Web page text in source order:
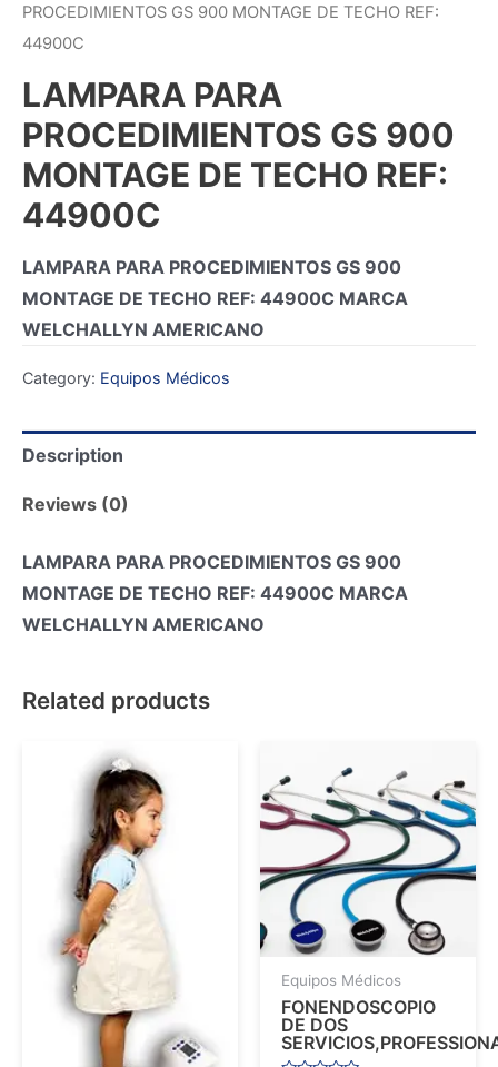
PROCEDIMIENTOS GS 900 MONTAGE DE TECHO REF:
44900C
LAMPARA PARA
PROCEDIMIENTOS GS 900
MONTAGE DE TECHO REF:
44900C
LAMPARA PARA PROCEDIMIENTOS GS 900
MONTAGE DE TECHO REF: 44900C MARCA
WELCHALLYN AMERICANO
Category: Equipos Médicos
Description
Reviews (0)
LAMPARA PARA PROCEDIMIENTOS GS 900
MONTAGE DE TECHO REF: 44900C MARCA
WELCHALLYN AMERICANO
Related products
Equipos Médicos
FONENDOSCOPIO
DE DOS